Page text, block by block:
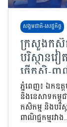
សង្គមជាតិ-សេដ្ឋកិច្ច
ក្រសួងកសិ
បរិស្ថានវ
ធ្វើកសិ-ពា
ភ្នំពេញ៖ ឯកឧត្
និងនេសាទកម្ពុ
កសិកម្ម និងបរិស្
ពាណិជ្ជកម្មរវាង